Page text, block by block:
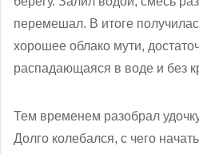
перемешал. В итоге
хорошее облако мути,
распадающаяся в воде и без
Тем временем разобрал
Долго колебался, с чего